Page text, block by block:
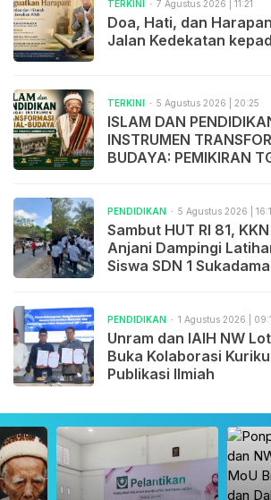
TERKINI 7 Agustus 2026 | 11:21
Doa, Hati, dan
Jalan Kedekatan
TERKINI 5 Agustus 2026 | 20:25
ISLAM DAN
INSTRUMEN
BUDAYA: PEMIKIRAN
PENDIDIKAN 5 Agustus 2026 |
Sambut HUT RI 81,
Anjani Dampingi
Siswa SDN 1
PENDIDIKAN 1 Agustus 2026 |
Unram dan IAIH NW
Buka Kolaborasi
Publikasi Ilmiah